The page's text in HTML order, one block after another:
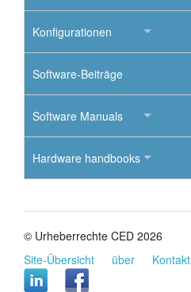
Konfigurationen
Software-Beiträge
Software Manuals
Hardware handbooks
© Urheberrechte CED 2026
Site-Übersicht
über Kontakt